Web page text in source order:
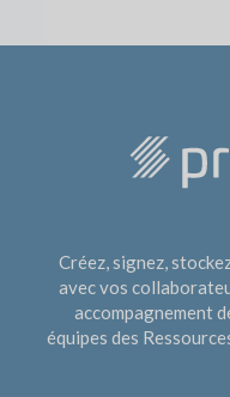
Créez, signez,
avec vos
accompagnement
équipes des